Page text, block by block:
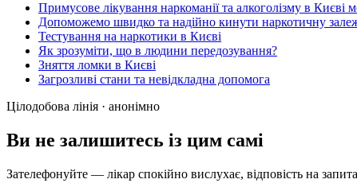
Примусове лікування наркоманії та алкоголізму в Києві
Допоможемо швидко та надійно кинути наркотичну
Тестування на наркотики в Києві
Як зрозуміти, що в людини передозування?
Зняття ломки в Києві
Загрозливі стани та невідкладна допомога
Цілодобова лінія · анонімно
Ви не залишитесь із цим самі
Зателефонуйте — лікар спокійно вислухає, відповість на